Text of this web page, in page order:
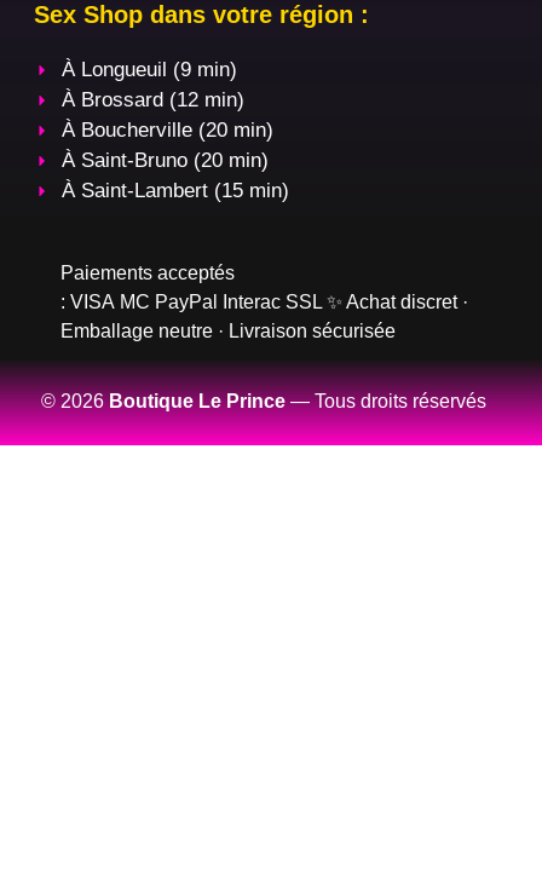
Sex Shop dans votre région :
À Longueuil (9 min)
À Brossard (12 min)
À Boucherville (20 min)
À Saint-Bruno (20 min)
À Saint-Lambert (15 min)
Paiements acceptés
: VISA MC PayPal Interac SSL ✨ Achat discret ·
Emballage neutre · Livraison sécurisée
© 2026Boutique Le Prince— Tous droits réservés